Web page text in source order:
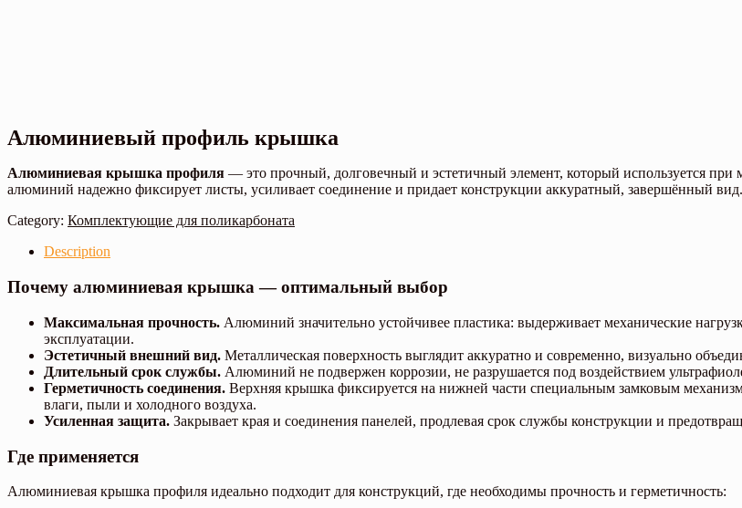
Алюминиевый профиль крышка
Алюминиевая крышка профиля — это прочный, долговечный и эстетичный элемент, который используется при
алюминий надежно фиксирует листы, усиливает соединение и придает конструкции аккуратный, завершённый вид.
Category: Комплектующие для поликарбоната
Description
Почему алюминиевая крышка — оптимальный выбор
Максимальная прочность. Алюминий значительно устойчивее пластика: выдерживает механические
эксплуатации.
Эстетичный внешний вид. Металлическая поверхность выглядит аккуратно и современно, визуально
Длительный срок службы. Алюминий не подвержен коррозии, не разрушается под воздействием
Герметичность соединения. Верхняя крышка фиксируется на нижней части специальным замковым
влаги, пыли и холодного воздуха.
Усиленная защита. Закрывает края и соединения панелей, продлевая срок службы конструкции и
Где применяется
Алюминиевая крышка профиля идеально подходит для конструкций, где необходимы прочность и герметичность: